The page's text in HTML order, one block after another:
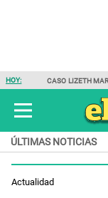
HOY: CASO LIZETH
ÚLTIMAS NOTICIAS
Actualidad